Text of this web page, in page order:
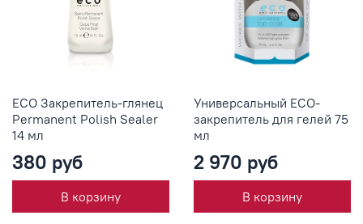
ЕСО Закрепитель-глянец
Permanent Polish Sealer
14 мл
380 руб
В корзину
Универсальный ЕСО-
закрепитель для гелей 75
мл
2 970 руб
В корзину